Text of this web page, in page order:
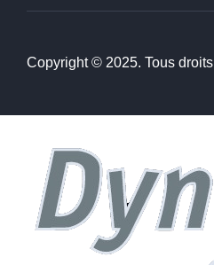
Copyright © 2025. Tous